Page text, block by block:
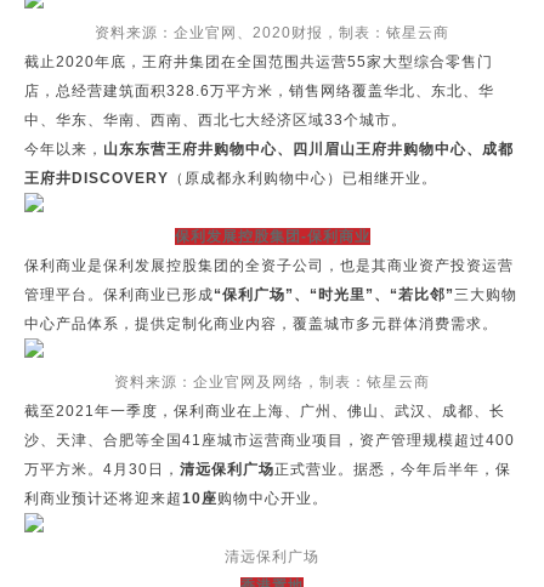
资料来源：企业官网、2020财报，制表：铱星云商
截止2020年底，王府井集团在全国范围共运营55家大型综合零售门
店，总经营建筑面积328.6万平方米，销售网络覆盖华北、东北、华
中、华东、华南、西南、西北七大经济区域33个城市。
今年以来， 山东东营王府井购物中心、四川眉山王府井购物中心、成都
王府井DISCOVERY （原成都永利购物中心）已相继开业。
保利发展控股集团-保利商业
保利商业是保利发展控股集团的全资子公司，也是其商业资产投资运营
管理平台。保利商业已形成“保利广场”、“时光里”、“若比邻”三大购物
中心产品体系，提供定制化商业内容，覆盖城市多元群体消费需求。
资料来源：企业官网及网络，制表：铱星云商
截至2021年一季度，保利商业在上海、广州、佛山、武汉、成都、长
沙、天津、合肥等全国41座城市运营商业项目，资产管理规模超过400
万平方米。4月30日， 清远保利广场正式营业。据悉，今年后半年，保
利商业预计还将迎来超10座购物中心开业。
清远保利广场